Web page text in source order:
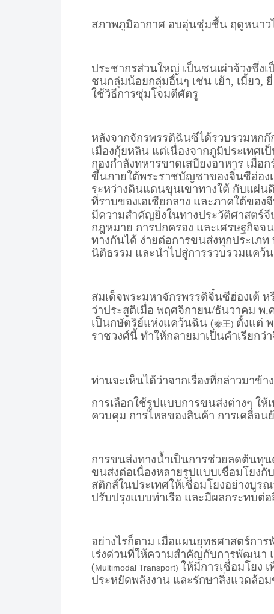
สภาพภูมิอากาศ อบอุ่นชุ่มชื้น ฤดูหนาว
ประชากรส่วนใหญ่ เป็นชนเผ่าจ้วงซึ่ง
ชนกลุ่มน้อยกลุ่มอื่นๆ เช่น เย้า, เมี้ยว,
ใช้วิธีการซุ่มโจมตีศัตรู
หลังจากจักรพรรดิฉินซีได้รวบรวมหกก๊
เมืองกุ้ยหลิน แต่เนื่องจากภูมิประเทศเ
กองกำลังทหารขาดเสบียงอาหาร เมื่อ
ขึ้นภายใต้พระราชบัญชาของจิ๋นซีฮ่อง
ระหว่างดินแดนขุนเขาทางใต้ กับแผ่
ที่ราบของเอเชียกลาง และภาคใต้ขอ
มีความสำคัญยิ่งในทางประวัติศาสตร์
กฎหมาย การปกครอง และเศรษฐกิจจ
ทางกันได้ ง่ายต่อการขนส่งทุกประเภ
นิติธรรม และนำไปสู่การรวบรวมแค
สมเด็จพระมหาจักรพรรดิจิ๋นซีฮ่องเต้
ว่าประสูติเมื่อ พฤศจิกายน/ธันวาคม พ.
เป็นกษัตริย์แห่งแคว้นฉิน (秦王) ตั้งแต่
ราชวงศ์นี้ ทำให้กลายมาเป็นคำเรียกว่
ท่านจะเห็นได้ว่าจากเรื่องที่กล่าวมาข้า
การเลือกใช้รูปแบบการขนส่งต่างๆ ใ
ควบคุม การไหลของสินค้า การเคลื่อน
การขนส่งทางน้ำเป็นการช่วยลดต้นทุ
ขนส่งต่อเนื่องหลายรูปแบบเชื่อมโยง
สติกส์ในประเทศให้เชื่อมโยงอย่างบูร
ปรับปรุงแบบท่าเรือ และมีผลกระทบต่
อย่างไรก็ตาม เมื่อแผนยุทธศาสตร์ก
เร่งด่วนที่ให้ความสำคัญกับการพัฒนา
(Multimodal Transport) ให้มีการเชื่อมโยง
ประหยัดพลังงาน และรักษาสิ่งแวดล้อ